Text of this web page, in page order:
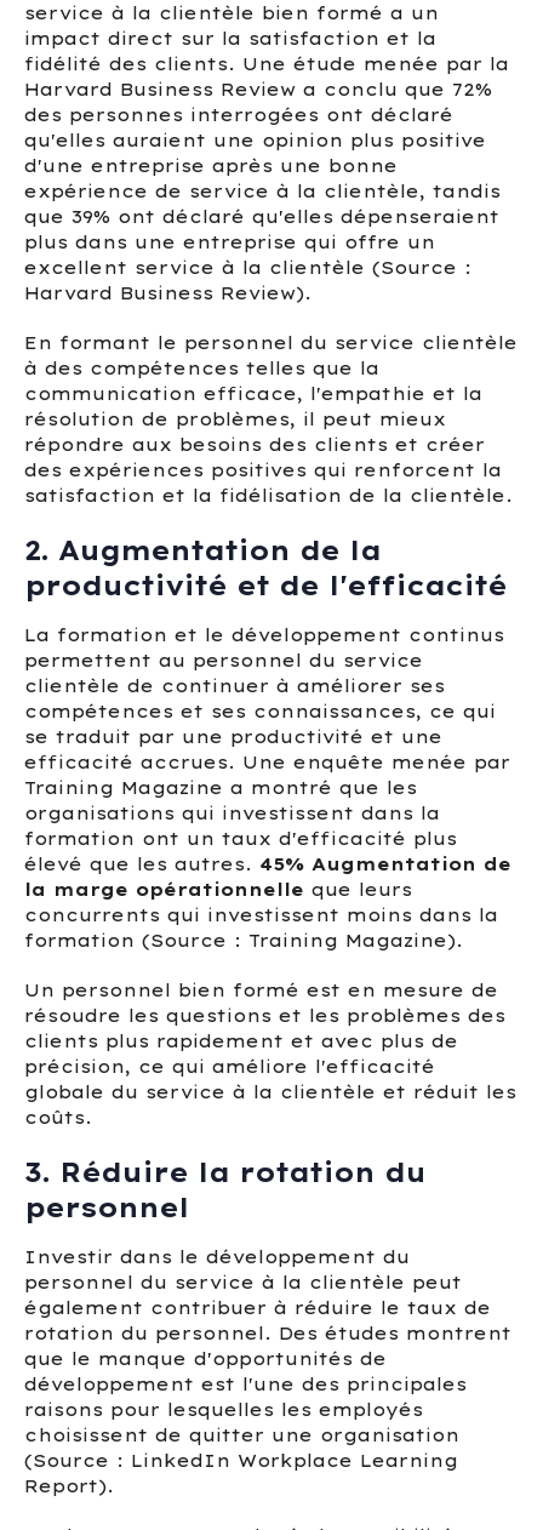
service à la clientèle bien formé a un
impact direct sur la satisfaction et la
fidélité des clients. Une étude menée par la
Harvard Business Review a conclu que 72%
des personnes interrogées ont déclaré
qu'elles auraient une opinion plus positive
d'une entreprise après une bonne
expérience de service à la clientèle, tandis
que 39% ont déclaré qu'elles dépenseraient
plus dans une entreprise qui offre un
excellent service à la clientèle (Source :
Harvard Business Review).
En formant le personnel du service clientèle
à des compétences telles que la
communication efficace, l'empathie et la
résolution de problèmes, il peut mieux
répondre aux besoins des clients et créer
des expériences positives qui renforcent la
satisfaction et la fidélisation de la clientèle.
2. Augmentation de la
productivité et de l'efficacité
La formation et le développement continus
permettent au personnel du service
clientèle de continuer à améliorer ses
compétences et ses connaissances, ce qui
se traduit par une productivité et une
efficacité accrues. Une enquête menée par
Training Magazine a montré que les
organisations qui investissent dans la
formation ont un taux d'efficacité plus
élevé que les autres. 45% Augmentation de
la marge opérationnelle que leurs
concurrents qui investissent moins dans la
formation (Source : Training Magazine).
Un personnel bien formé est en mesure de
résoudre les questions et les problèmes des
clients plus rapidement et avec plus de
précision, ce qui améliore l'efficacité
globale du service à la clientèle et réduit les
coûts.
3. Réduire la rotation du
personnel
Investir dans le développement du
personnel du service à la clientèle peut
également contribuer à réduire le taux de
rotation du personnel. Des études montrent
que le manque d'opportunités de
développement est l'une des principales
raisons pour lesquelles les employés
choisissent de quitter une organisation
(Source : LinkedIn Workplace Learning
Report).